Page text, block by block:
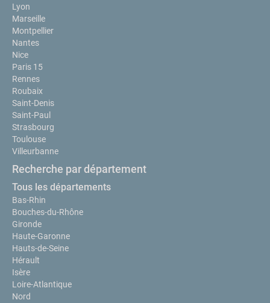
Lyon
Marseille
Montpellier
Nantes
Nice
Paris 15
Rennes
Roubaix
Saint-Denis
Saint-Paul
Strasbourg
Toulouse
Villeurbanne
Recherche par département
Tous les départements
Bas-Rhin
Bouches-du-Rhône
Gironde
Haute-Garonne
Hauts-de-Seine
Hérault
Isère
Loire-Atlantique
Nord